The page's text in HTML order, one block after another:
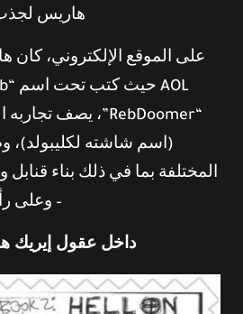
هاريس لجذب
على الموقع الإلكتروني،
(اسم شاشته لكليبولد)،
المختلفة بما في ذلك بناء
– وعلى
داخل عقول إيريك